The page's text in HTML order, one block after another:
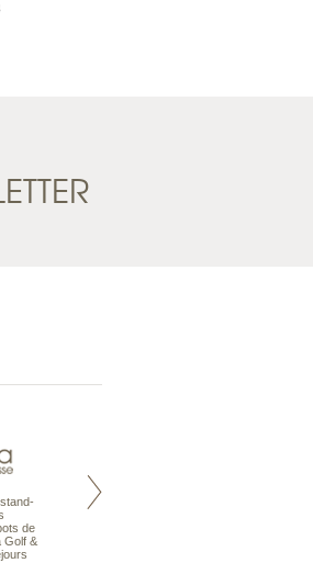
de
Golf &
Maldives à la Carte propose tous